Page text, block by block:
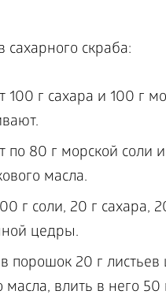
сахарного скраба:
100 г сахара и 100 г
по 80 г морской соли
масла.
г соли, 20 г сахара,
цедры.
в порошок 20 г
масла, влить в него